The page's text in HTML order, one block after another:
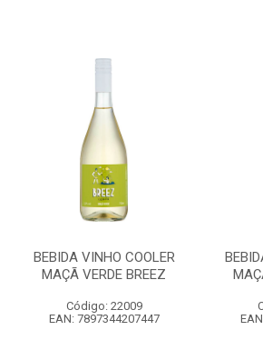
BEBIDA VINHO COOLER
MAÇÃ VERDE BREEZ
Código: 22009
EAN: 7897344207447